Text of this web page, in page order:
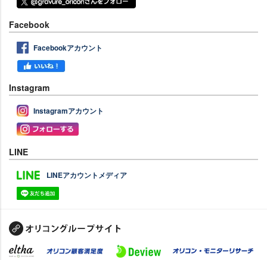
Facebook
Facebookアカウント
Instagram
Instagramアカウント
LINE
LINEアカウントメディア